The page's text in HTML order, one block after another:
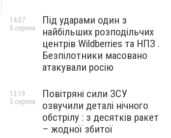
Під ударами один з
найбільших розподільчих
центрів Wildberries та НПЗ .
Безпілотники масовано
атакували росію
14:07
5 серпня
Повітряні сили ЗСУ
озвучили деталі нічного
обстрілу : з десятків ракет
– жодної збитої
13:19
5 серпня